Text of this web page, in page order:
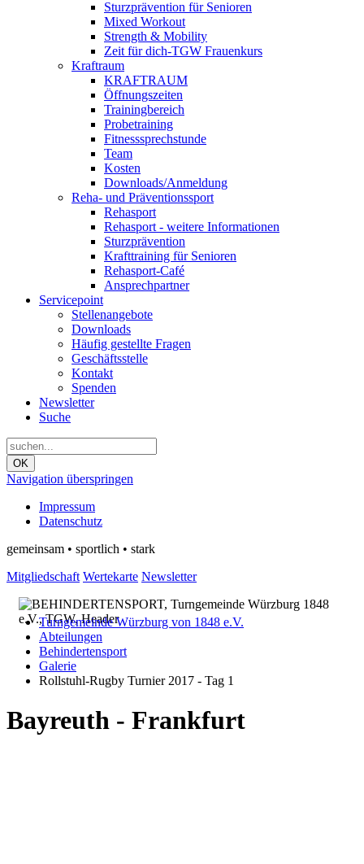
Sturzprävention für Senioren
Mixed Workout
Strength & Mobility
Zeit für dich-TGW Frauenkurs
Kraftraum
KRAFTRAUM
Öffnungszeiten
Trainingbereich
Probetraining
Fitnesssprechstunde
Team
Kosten
Downloads/Anmeldung
Reha- und Präventionssport
Rehasport
Rehasport - weitere Informationen
Sturzprävention
Krafttraining für Senioren
Rehasport-Café
Ansprechpartner
Servicepoint
Stellenangebote
Downloads
Häufig gestellte Fragen
Geschäftsstelle
Kontakt
Spenden
Newsletter
Suche
OK
Navigation überspringen
Impressum
Datenschutz
gemeinsam • sportlich • stark
Mitgliedschaft Wertekarte Newsletter
Turngemeinde Würzburg von 1848 e.V.
Abteilungen
Behindertensport
Galerie
Rollstuhl-Rugby Turnier 2017 - Tag 1
Bayreuth - Frankfurt